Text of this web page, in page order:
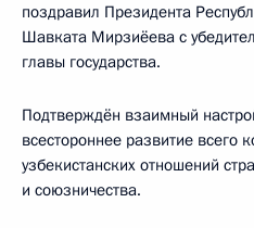
поздравил Президента
Шавката Мирзиёева с
главы государства.
Подтверждён взаимный
всестороннее развитие всего
узбекистанских отношений
и союзничества.